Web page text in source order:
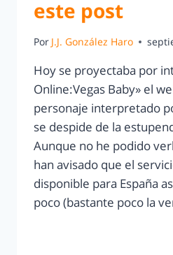
este post
Por J.J. González Haro
Hoy se proyectaba por
Online:Vegas Baby» el
personaje interpretado
se despide de la
Aunque no he podido
han avisado que el
disponible para España
poco (bastante poco la